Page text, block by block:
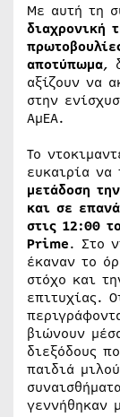
Με αυτή τη
διαχρονική
αποτύπωμα,
αξίζουν να
στην
ΑμΕA.
Το
ευκαιρία να
μετάδοση
και σε
στις 12:00
Prime. Στο
έκαναν το
στόχο και
επιτυχίας.
βιώνουν
διεξόδους
παιδιά
γεννήθηκαν